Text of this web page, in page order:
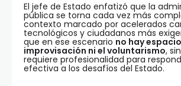
El jefe de Estado enfatizó que la
pública se torna cada vez más
contexto marcado por acelerados
tecnológicos y ciudadanos más
que en ese escenario no hay
improvisación ni el voluntarismo,
requiere profesionalidad para
efectiva a los desafíos del Estado.